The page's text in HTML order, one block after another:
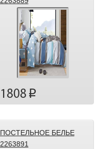
1808 p
ПОСТЕЛЬНОЕ БЕЛЬЕ
2263891